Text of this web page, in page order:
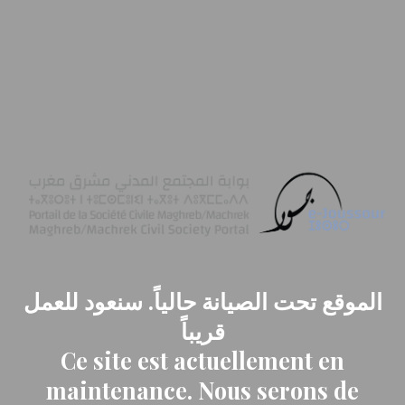
الموقع تحت الصيانة حالياً. سنعود للعمل
قريباً
Ce site est actuellement en
maintenance. Nous serons de